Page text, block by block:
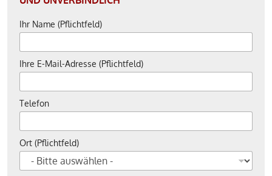
Ihr Name (Pflichtfeld)
Ihre E-Mail-Adresse (Pflichtfeld)
Telefon
Ort (Pflichtfeld)